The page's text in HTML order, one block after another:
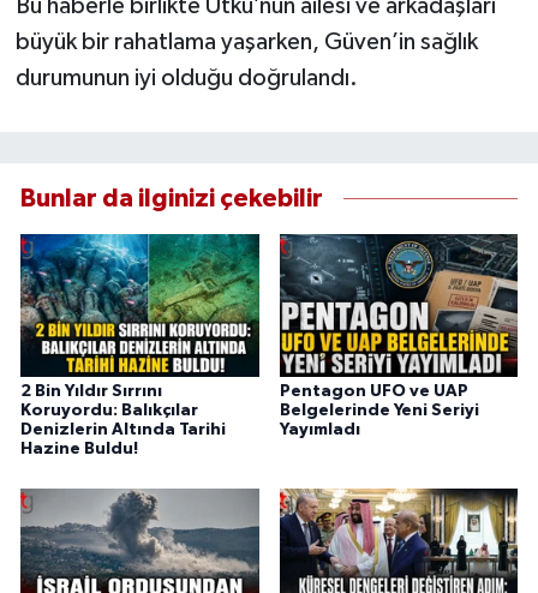
Bu haberle birlikte Utku’nun ailesi ve arkadaşları
büyük bir rahatlama yaşarken, Güven’in sağlık
durumunun iyi olduğu doğrulandı.
Bunlar da ilginizi çekebilir
2 Bin Yıldır Sırrını
Koruyordu: Balıkçılar
Denizlerin Altında Tarihi
Hazine Buldu!
Pentagon UFO ve UAP
Belgelerinde Yeni Seriyi
Yayımladı